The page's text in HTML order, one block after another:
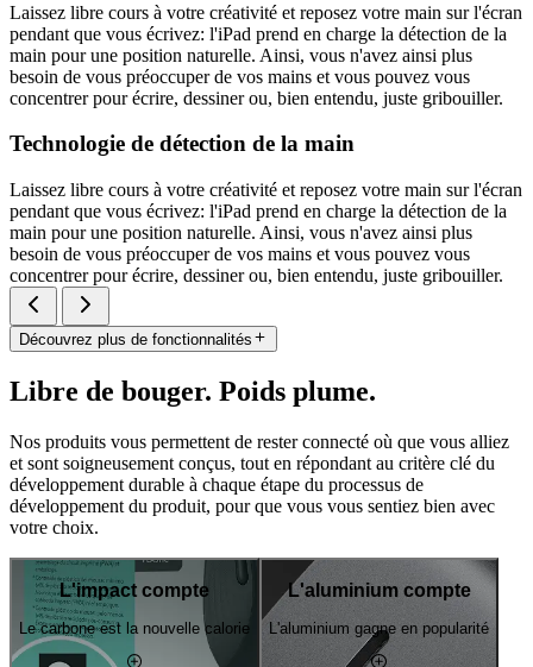
Laissez libre cours à votre créativité et reposez votre main sur l'écran
pendant que vous écrivez: l'iPad prend en charge la détection de la
main pour une position naturelle. Ainsi, vous n'avez ainsi plus
besoin de vous préoccuper de vos mains et vous pouvez vous
concentrer pour écrire, dessiner ou, bien entendu, juste gribouiller.
Technologie de détection de la main
Laissez libre cours à votre créativité et reposez votre main sur l'écran
pendant que vous écrivez: l'iPad prend en charge la détection de la
main pour une position naturelle. Ainsi, vous n'avez ainsi plus
besoin de vous préoccuper de vos mains et vous pouvez vous
concentrer pour écrire, dessiner ou, bien entendu, juste gribouiller.
Découvrez plus de fonctionnalités
Libre de bouger. Poids plume.
Nos produits vous permettent de rester connecté où que vous alliez
et sont soigneusement conçus, tout en répondant au critère clé du
développement durable à chaque étape du processus de
développement du produit, pour que vous vous sentiez bien avec
votre choix.
L'impact compte
Le carbone est la nouvelle calorie
L'aluminium compte
L'aluminium gagne en popularité